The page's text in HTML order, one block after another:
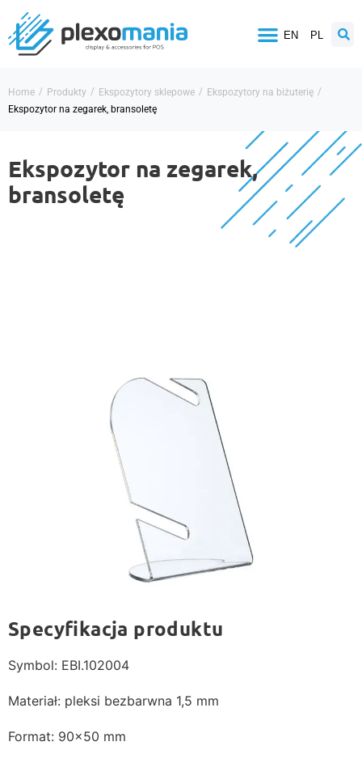
EN PL
Home / Produkty / Ekspozytory sklepowe / Ekspozytory na biżuterię /
Ekspozytor na zegarek, bransoletę
Ekspozytor na zegarek,
bransoletę
Specyfikacja produktu
Symbol: EBI.102004
Materiał: pleksi bezbarwna 1,5 mm
Format: 90x50 mm